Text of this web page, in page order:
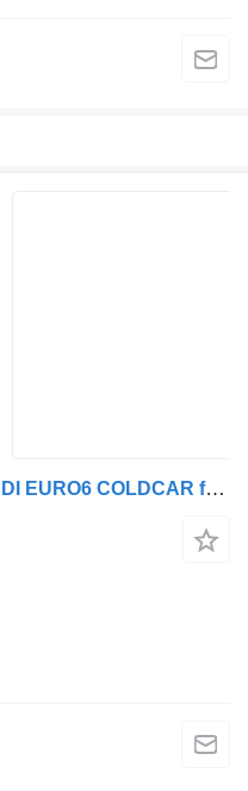
Mercedes-Benz Sprinter 313CDI EURO6 COLDCAR frigo eiswagen kuhlkoffer